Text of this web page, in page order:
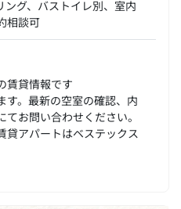
ング、バストイレ別、室内
相談可
賃貸情報です
す。最新の空室の確認、内
お問い合わせください。
貸アパートはベステックス